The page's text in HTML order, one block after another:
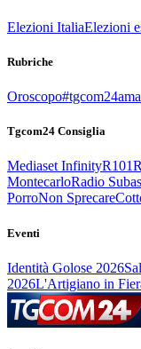
Elezioni ItaliaElezioni
Rubriche
Oroscopo
Tgcom24 Consiglia
Mediaset InfinityR101
MontecarloRadio
PorroNon Sprecare
Eventi
Identità Golose 2026
2026L'Artigiano in